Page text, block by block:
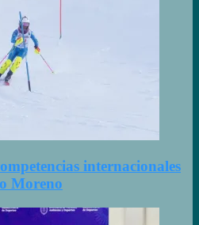
internacionales
Moreno